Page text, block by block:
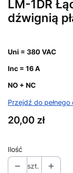
LM-1DR
dźwignią
Uni = 380 VAC
Inc = 16 A
NO + NC
Przejdź do pełnego
Cena
20,00 zł
Ilość
szt.